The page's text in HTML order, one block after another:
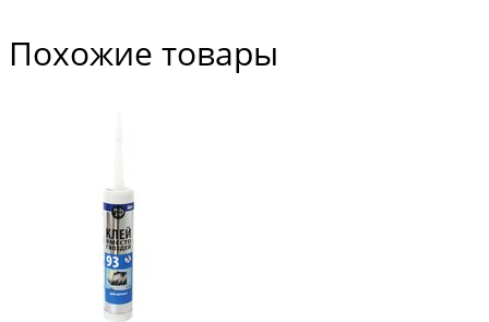
Похожие товары